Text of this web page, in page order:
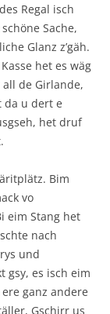
Regal isch
Sache,
Glanz z’gäh.
het es wäg
all de Girlande,
da u dert e
het druf
Bim
vo
eim Stang het
nach
und
gsy, es isch eim
ganz andere
Gschirr us